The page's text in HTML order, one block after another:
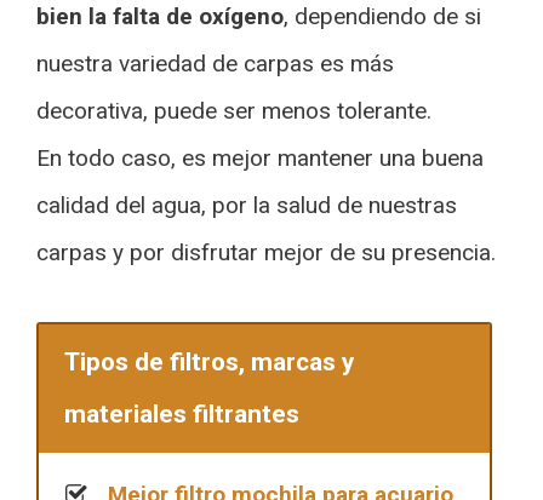
bien la falta de oxígeno, dependiendo de si
nuestra variedad de carpas es más
decorativa, puede ser menos tolerante.
En todo caso, es mejor mantener una buena
calidad del agua, por la salud de nuestras
carpas y por disfrutar mejor de su presencia.
Tipos de filtros, marcas y
materiales filtrantes